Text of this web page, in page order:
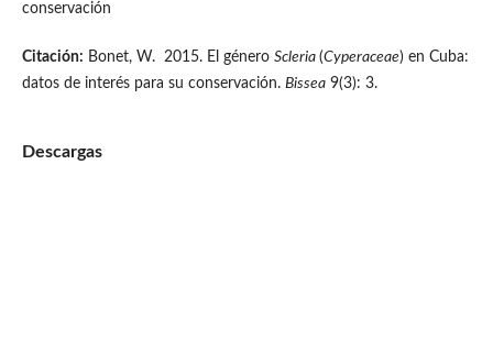
conservación
Citación: Bonet, W. 2015. El género Scleria (Cyperaceae) en Cuba:
datos de interés para su conservación. Bissea9(3): 3.
Descargas